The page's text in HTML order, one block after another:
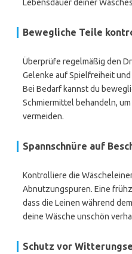
Lebensdauer deiner
Bewegliche Teile
Überprüfe regelmäßig den
Gelenke auf Spielfreiheit
Bei Bedarf kannst du
Schmiermittel behandeln,
vermeiden.
Spannschnüre auf
Kontrolliere die
Abnutzungspuren. Eine
dass die Leinen während
deine Wäsche unschön
Schutz vor